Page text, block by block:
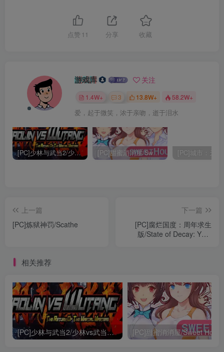
点赞 11 分享 收藏
游戏库 关注
1.4W+ 3 13.8W+ 58.2W+
爱，起于微笑，浓于亲吻，逝于泪水
[PC]少林与武当2/少林vs武当2/Shaolin vs Wutang 2 [PC]甜蜜消消屋/Sweet House
上一篇
[PC]炼狱神罚/Scathe
下一篇
[PC]腐烂国度：周年求生
版/State of Decay: Year
相关推荐
[PC]少林与武当2/少林vs武当2/Shaolin vs Wutang 2 [PC]甜蜜消消屋/Sweet